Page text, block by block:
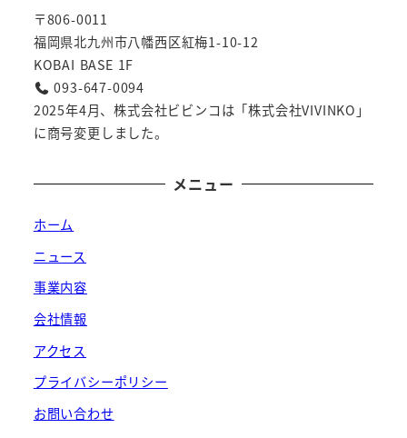
〒806-0011
福岡県北九州市八幡西区紅梅1-10-12
KOBAI BASE 1F
093-647-0094
2025年4月、株式会社ビビンコは「株式会社VIVINKO」
に商号変更しました。
メニュー
ホーム
ニュース
事業内容
会社情報
アクセス
プライバシーポリシー
お問い合わせ